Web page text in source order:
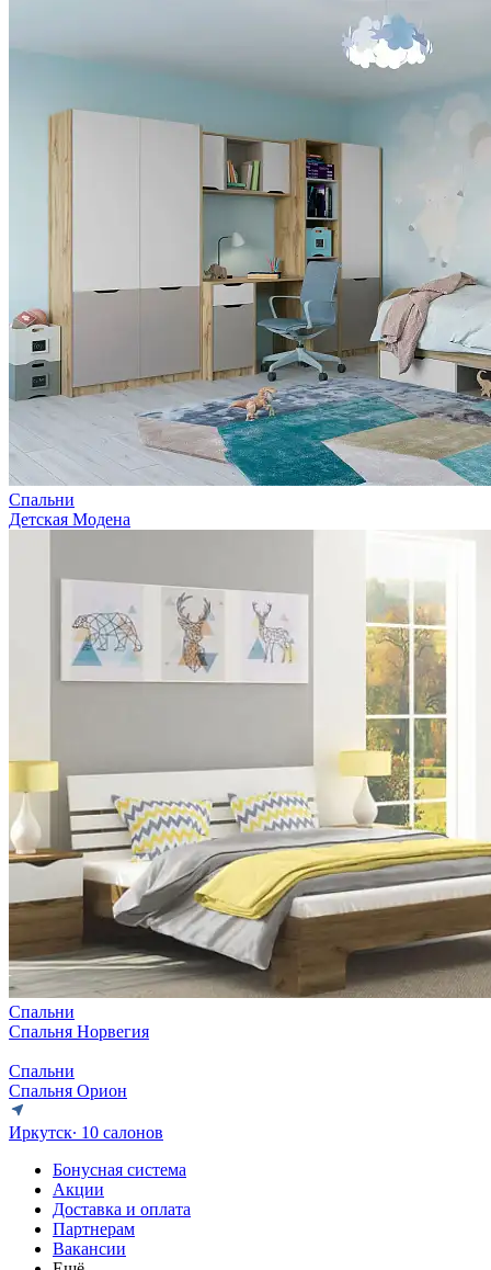
Спальни
Детская Модена
Спальни
Спальня Норвегия
Спальни
Спальня Орион
Иркутск∙ 10 салонов
Бонусная система
Акции
Доставка и оплата
Партнерам
Вакансии